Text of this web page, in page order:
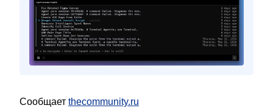
Сообщает thecommunity.ru